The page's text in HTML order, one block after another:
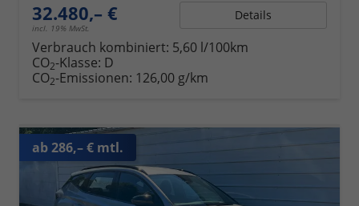
32.480,– €
incl. 19% MwSt.
Details
Verbrauch kombiniert: 5,60 l/100km
CO2-Klasse: D
CO2-Emissionen: 126,00 g/km
ab 286,– € mtl.